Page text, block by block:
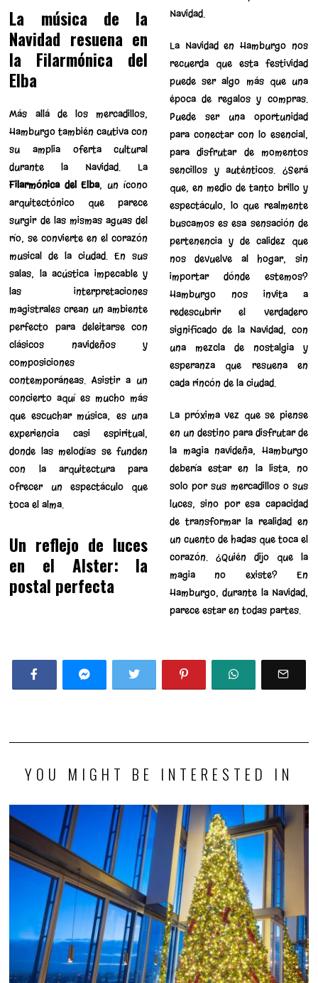
La música de la
Navidad resuena en
la Filarmónica del
Elba
Más allá de los mercadillos,
Hamburgo también cautiva con
su amplia oferta cultural
durante la Navidad. La
Filarmónica del Elba, un ícono
arquitectónico que parece
surgir de las mismas aguas del
río, se convierte en el corazón
musical de la ciudad. En sus
salas, la acústica impecable y
las interpretaciones
magistrales crean un ambiente
perfecto para deleitarse con
clásicos navideños y
composiciones
contemporáneas. Asistir a un
concierto aquí es mucho más
que escuchar música; es una
experiencia casi espiritual,
donde las melodías se funden
con la arquitectura para
ofrecer un espectáculo que
toca el alma.
Un reflejo de luces
en el Alster: la
postal perfecta
Navidad.
La Navidad en Hamburgo nos
recuerda que esta festividad
puede ser algo más que una
época de regalos y compras.
Puede ser una oportunidad
para conectar con lo esencial,
para disfrutar de momentos
sencillos y auténticos. ¿Será
que, en medio de tanto brillo y
espectáculo, lo que realmente
buscamos es esa sensación de
pertenencia y de calidez que
nos devuelve al hogar, sin
importar dónde estemos?
Hamburgo nos invita a
redescubrir el verdadero
significado de la Navidad, con
una mezcla de nostalgia y
esperanza que resuena en
cada rincón de la ciudad.
La próxima vez que se piense
en un destino para disfrutar de
la magia navideña, Hamburgo
debería estar en la lista, no
solo por sus mercadillos o sus
luces, sino por esa capacidad
de transformar la realidad en
un cuento de hadas que toca el
corazón. ¿Quién dijo que la
magia no existe? En
Hamburgo, durante la Navidad,
parece estar en todas partes.
YOU MIGHT BE INTERESTED IN